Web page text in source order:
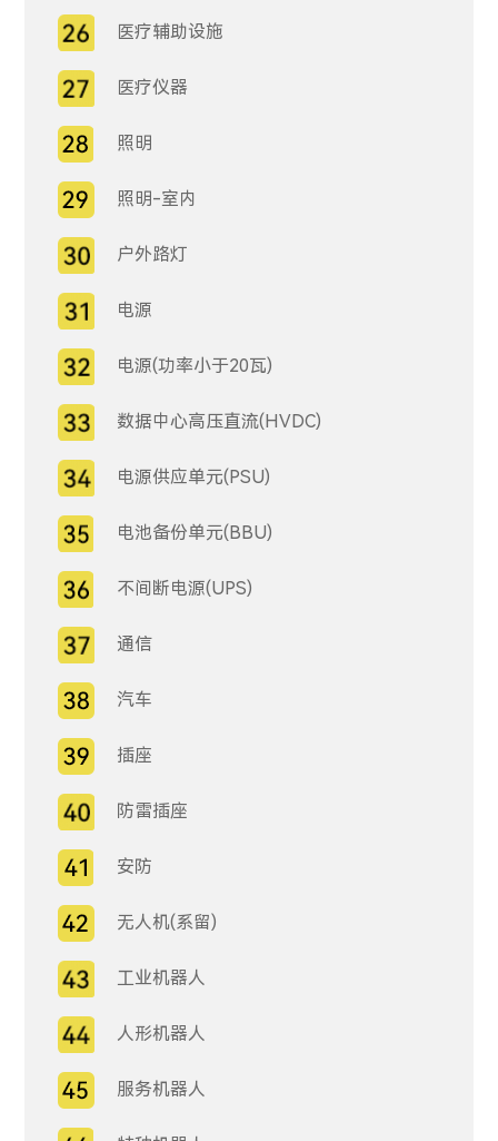
医疗辅助设施
医疗仪器
照明
照明-室内
户外路灯
电源
电源(功率小于20瓦)
数据中心高压直流(HVDC)
电源供应单元(PSU)
电池备份单元(BBU)
不间断电源(UPS)
通信
汽车
插座
防雷插座
安防
无人机(系留)
工业机器人
人形机器人
服务机器人